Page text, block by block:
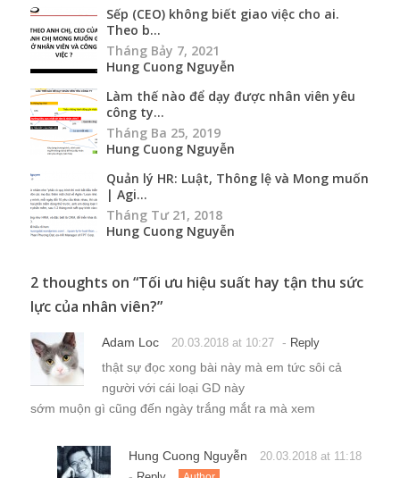
Sếp (CEO) không biết giao việc cho ai.
Theo b...
Tháng Bảy 7, 2021
Hung Cuong Nguyễn
Làm thế nào để dạy được nhân viên yêu
công ty...
Tháng Ba 25, 2019
Hung Cuong Nguyễn
Quản lý HR: Luật, Thông lệ và Mong muốn
| Agi...
Tháng Tư 21, 2018
Hung Cuong Nguyễn
2 thoughts on “Tối ưu hiệu suất hay tận thu sức
lực của nhân viên?”
Adam Loc 20.03.2018 at 10:27 - Reply
thật sự đọc xong bài này mà em tức sôi cả
người với cái loại GD này
sớm muộn gì cũng đến ngày trắng mắt ra mà xem
Hung Cuong Nguyễn 20.03.2018 at 11:18